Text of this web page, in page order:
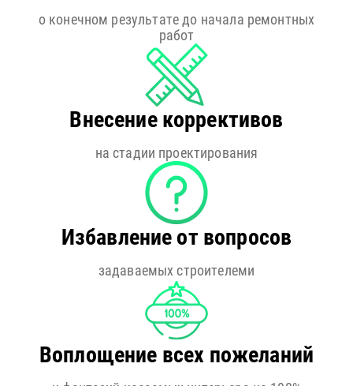
о конечном результате до начала ремонтных
работ
Внесение коррективов
на стадии проектирования
Избавление от вопросов
задаваемых строителеми
Воплощение всех пожеланий